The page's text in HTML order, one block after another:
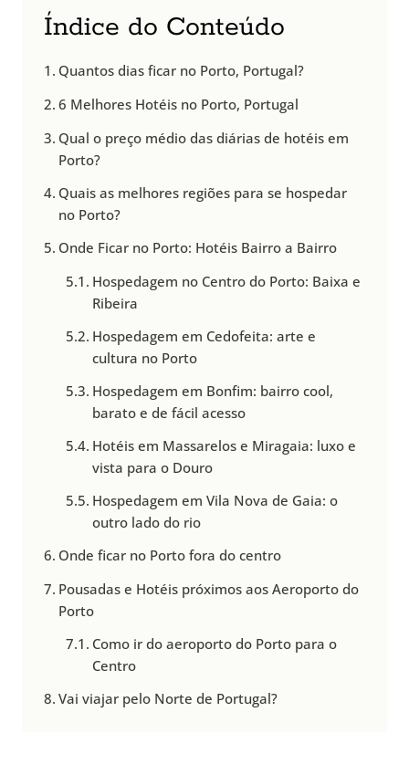
Índice do Conteúdo
Quantos dias ficar no Porto, Portugal?
6 Melhores Hotéis no Porto, Portugal
Qual o preço médio das diárias de hotéis em
Porto?
Quais as melhores regiões para se hospedar
no Porto?
Onde Ficar no Porto: Hotéis Bairro a Bairro
Hospedagem no Centro do Porto: Baixa e
Ribeira
Hospedagem em Cedofeita: arte e
cultura no Porto
Hospedagem em Bonfim: bairro cool,
barato e de fácil acesso
Hotéis em Massarelos e Miragaia: luxo e
vista para o Douro
Hospedagem em Vila Nova de Gaia: o
outro lado do rio
Onde ficar no Porto fora do centro
Pousadas e Hotéis próximos aos Aeroporto do
Porto
Como ir do aeroporto do Porto para o
Centro
Vai viajar pelo Norte de Portugal?